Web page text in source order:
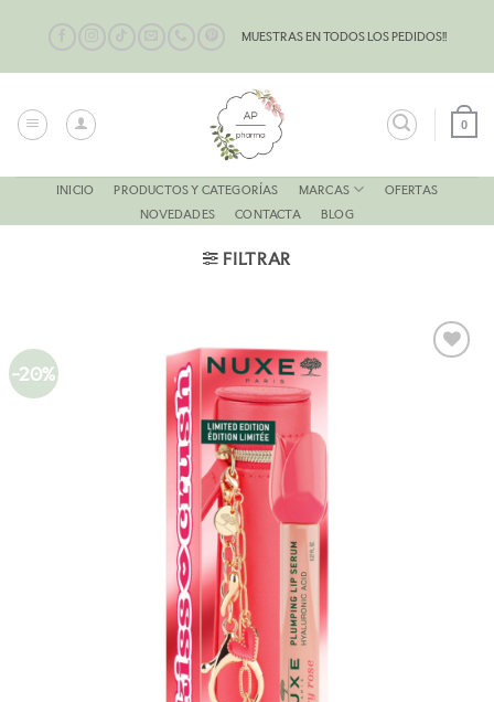
contenido
MUESTRAS EN TODOS LOS PEDIDOS!!
0
INICIO PRODUCTOS Y CATEGORÍAS MARCAS
OFERTAS
NOVEDADES
CONTACTA BLOG
FILTRAR
-20%